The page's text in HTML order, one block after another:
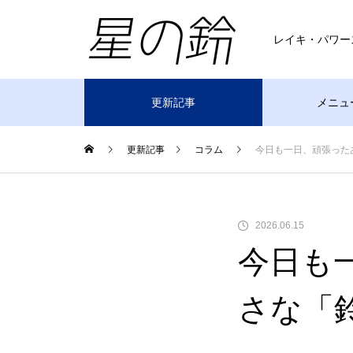
レイキ・パワ
更新記事 メニ
更新記事 コラム 今日も一日、頑張っ
2026.06.15
今日も
さな「